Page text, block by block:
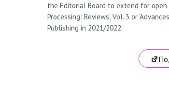
the Editorial Board to extend for open
Processing: Reviews’, Vol. 3 or
Publishing in 2021/2022.